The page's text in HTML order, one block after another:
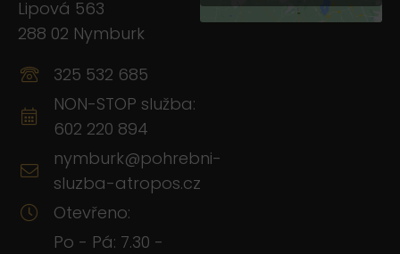
Lipová 563
288 02 Nymburk
325 532 685
NON-STOP služba:
602 220 894
nymburk@pohrebni-
sluzba-atropos.cz
Otevřeno:
Po - Pá: 7.30 -